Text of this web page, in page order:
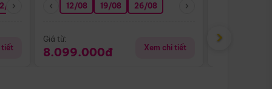
08 26/08 05/09 09/09 12/09
tiết
12/08 19/08 26/08
Giá từ:
8.099.000đ Xem chi tiết
Giá từ:
›